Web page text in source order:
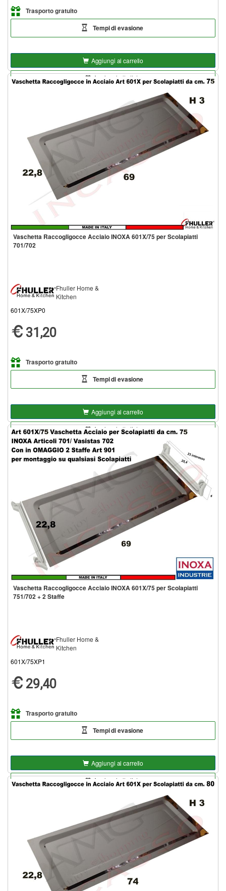
Trasporto gratuito
Tempi di evasione
Aggiungi al carrello
Aggiungi alla lista
Vaschetta Raccogligocce Acciaio INOXA 601X/75 per Scolapiatti
701/702
Fhuller Home &
Kitchen
601X/75XP0
31,20
Trasporto gratuito
Tempi di evasione
Aggiungi al carrello
Aggiungi alla lista
Vaschetta Raccogligocce Acciaio INOXA 601X/75 per Scolapiatti
751/702 + 2 Staffe
Fhuller Home &
Kitchen
601X/75XP1
29,40
Trasporto gratuito
Tempi di evasione
Aggiungi al carrello
Aggiungi alla lista